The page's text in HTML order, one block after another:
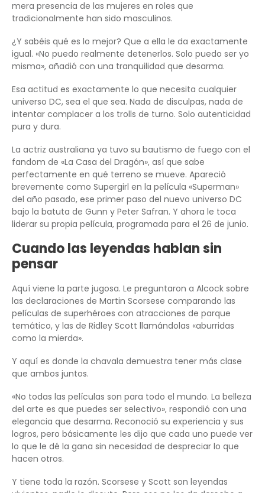
mera presencia de las mujeres en roles que
tradicionalmente han sido masculinos.
¿Y sabéis qué es lo mejor? Que a ella le da exactamente
igual. «No puedo realmente detenerlos. Solo puedo ser yo
misma», añadió con una tranquilidad que desarma.
Esa actitud es exactamente lo que necesita cualquier
universo DC, sea el que sea. Nada de disculpas, nada de
intentar complacer a los trolls de turno. Solo autenticidad
pura y dura.
La actriz australiana ya tuvo su bautismo de fuego con el
fandom de «La Casa del Dragón», así que sabe
perfectamente en qué terreno se mueve. Apareció
brevemente como Supergirl en la película «Superman»
del año pasado, ese primer paso del nuevo universo DC
bajo la batuta de Gunn y Peter Safran. Y ahora le toca
liderar su propia película, programada para el 26 de junio.
Cuando las leyendas hablan sin
pensar
Aquí viene la parte jugosa. Le preguntaron a Alcock sobre
las declaraciones de Martin Scorsese comparando las
películas de superhéroes con atracciones de parque
temático, y las de Ridley Scott llamándolas «aburridas
como la mierda».
Y aquí es donde la chavala demuestra tener más clase
que ambos juntos.
«No todas las películas son para todo el mundo. La belleza
del arte es que puedes ser selectivo», respondió con una
elegancia que desarma. Reconoció su experiencia y sus
logros, pero básicamente les dijo que cada uno puede ver
lo que le dé la gana sin necesidad de despreciar lo que
hacen otros.
Y tiene toda la razón. Scorsese y Scott son leyendas